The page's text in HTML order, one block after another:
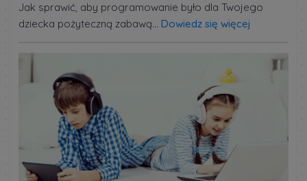
Jak sprawić, aby programowanie było dla Twojego
dziecka pożyteczną zabawą... Dowiedz się więcej